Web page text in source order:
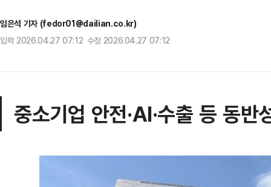
임은석 기자 (fedor01@dailian.co.kr)
입력 2026.04.27 07:12 수정 2026.04.27 07:12
중소기업 안전·AI·수출 등 동